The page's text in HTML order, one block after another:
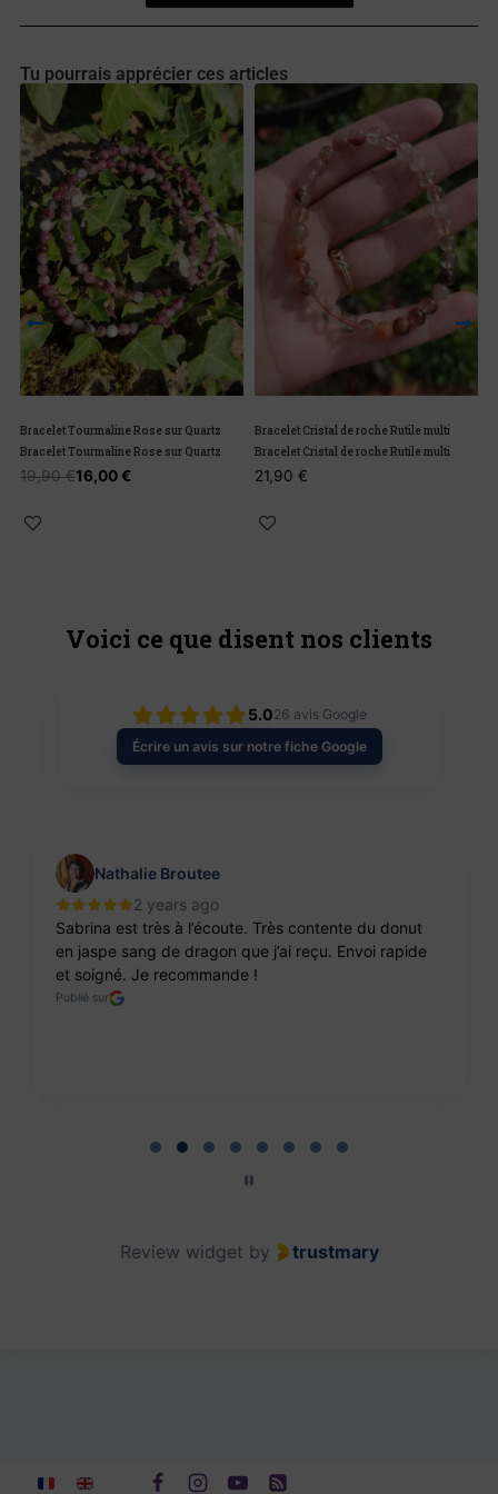
Tu pourrais apprécier ces articles
Bracelet Tourmaline Rose sur Quartz
Bracelet Tourmaline Rose sur Quartz
19,90€16,00 €
Bracelet Cristal de roche Rutile multi
Bracelet Cristal de roche Rutile multi
21,90 €
Voici ce que disent nos clients
5.026 avis Google
Écrire un avis sur notre fiche Google
Nathalie Broutee
2 years ago
Sabrina est très à l’écoute. Très contente du donut
en jaspe sang de dragon que j’ai reçu. Envoi rapide
et soigné. Je recommande !
Publié sur
Review widget by trustmary